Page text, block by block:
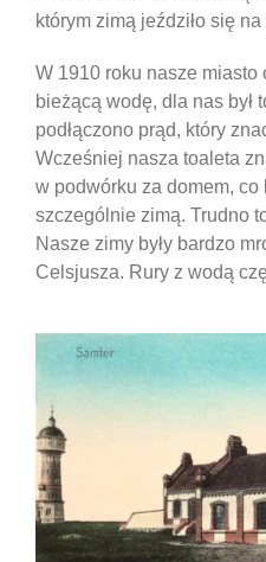
którym zimą jeździło się na
W 1910 roku nasze miasto
bieżącą wodę, dla nas był
podłączono prąd, który
Wcześniej nasza toaleta
w podwórku za domem, co
szczególnie zimą. Trudno
Nasze zimy były bardzo
Celsjusza. Rury z wodą